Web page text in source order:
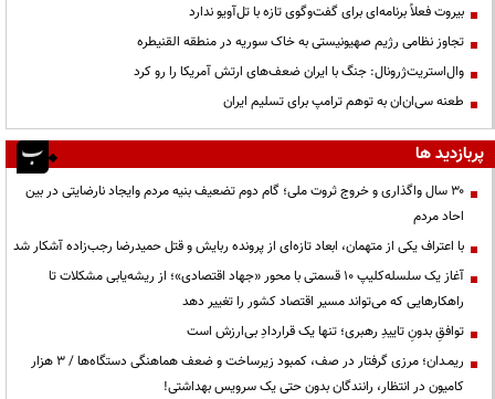
بیروت فعلاً برنامه‌ای برای گفت‌وگوی تازه با تل‌آویو ندارد
تجاوز نظامی رژیم صهیونیستی به خاک سوریه در منطقه القنیطره
وال‌استریت‌ژرونال: جنگ با ایران ضعف‌های ارتش آمریکا را رو کرد
طعنه سی‌ان‌ان به توهم ترامپ برای تسلیم ایران
پربازدید ها
۳۰ سال واگذاری و خروج ثروت ملی؛ گام دوم تضعیف بنیه مردم وایجاد نارضایتی در بین
احاد مردم
با اعتراف یکی از متهمان، ابعاد تازه‌ای از پرونده ربایش و قتل حمیدرضا رجب‌زاده آشکار شد
آغاز یک سلسله‌کلیپ ۱۰ قسمتی با محور «جهاد اقتصادی»؛ از ریشه‌یابی مشکلات تا
راهکارهایی که می‌تواند مسیر اقتصاد کشور را تغییر دهد
توافقِ بدونِ تاییدِ رهبری؛ تنها یک قراردادِ بی‌ارزش است
ریمـدان؛ مرزی گرفتار در صف، کمبود زیرساخت و ضعف هماهنگی دستگاه‌ها / ۳ هزار
کامیون در انتظار، رانندگان بدون حتی یک سرویس بهداشتی!